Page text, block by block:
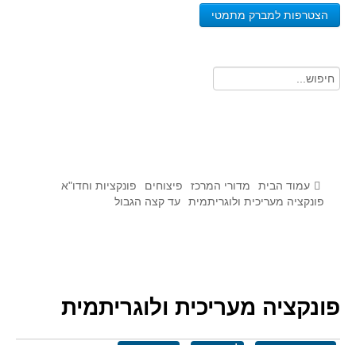
הצטרפות למברק מתמטי
משאבי הוראה ולמידה
לומדים בחט"ע
בית ספר יסודי
תוצרים מימי עיון וסדנאות - "קשר חם"
מדורי המרכז
עמוד הבית מדורי המרכז פיצוחים
פונקציות וחדו"א
פונקציה מעריכית ולוגריתמית
עד קצה הגבול
פונקציה מעריכית ולוגריתמית